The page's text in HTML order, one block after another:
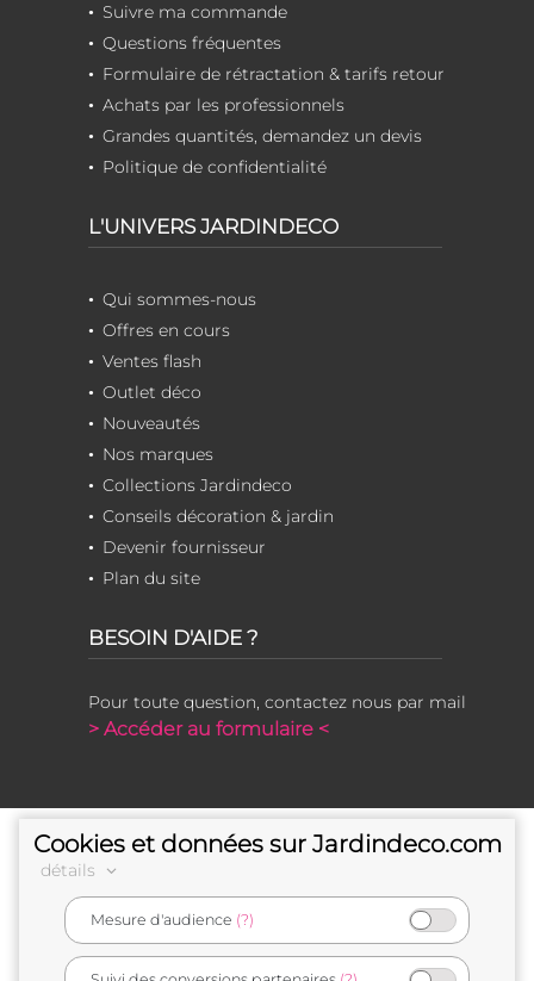
Suivre ma commande
Questions fréquentes
Formulaire de rétractation & tarifs retour
Achats par les professionnels
Grandes quantités, demandez un devis
Politique de confidentialité
L'UNIVERS JARDINDECO
Qui sommes-nous
Offres en cours
Ventes flash
Outlet déco
Nouveautés
Nos marques
Collections Jardindeco
Conseils décoration & jardin
Devenir fournisseur
Plan du site
BESOIN D'AIDE ?
Pour toute question, contactez nous par mail
> Accéder au formulaire <
e-commerçant français
Cookies et données sur Jardindeco.com
détails
Mesure d'audience (?)